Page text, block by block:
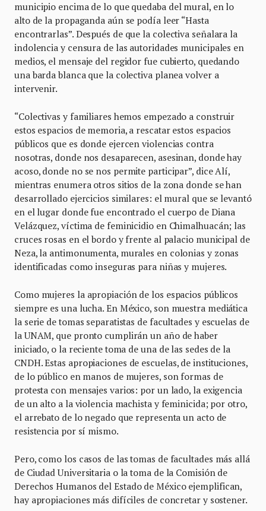
municipio encima de lo que quedaba del mural, en lo
alto de la propaganda aún se podía leer “Hasta
encontrarlas”. Después de que la colectiva señalara la
indolencia y censura de las autoridades municipales en
medios, el mensaje del regidor fue cubierto, quedando
una barda blanca que la colectiva planea volver a
intervenir.
“Colectivas y familiares hemos empezado a construir
estos espacios de memoria, a rescatar estos espacios
públicos que es donde ejercen violencias contra
nosotras, donde nos desaparecen, asesinan, donde hay
acoso, donde no se nos permite participar”, dice Alí,
mientras enumera otros sitios de la zona donde se han
desarrollado ejercicios similares: el mural que se levantó
en el lugar donde fue encontrado el cuerpo de Diana
Velázquez, víctima de feminicidio en Chimalhuacán; las
cruces rosas en el bordo y frente al palacio municipal de
Neza, la antimonumenta, murales en colonias y zonas
identificadas como inseguras para niñas y mujeres.
Como mujeres la apropiación de los espacios públicos
siempre es una lucha. En México, son muestra mediática
la serie de tomas separatistas de facultades y escuelas de
la UNAM, que pronto cumplirán un año de haber
iniciado, o la reciente toma de una de las sedes de la
CNDH. Estas apropiaciones de escuelas, de instituciones,
de lo público en manos de mujeres, son formas de
protesta con mensajes varios: por un lado, la exigencia
de un alto a la violencia machista y feminicida; por otro,
el arrebato de lo negado que representa un acto de
resistencia por sí mismo.
Pero, como los casos de las tomas de facultades más allá
de Ciudad Universitaria o la toma de la Comisión de
Derechos Humanos del Estado de México ejemplifican,
hay apropiaciones más difíciles de concretar y sostener.